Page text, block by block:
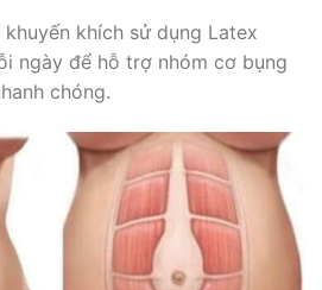
khích sử dụng Latex
ngày để hỗ trợ nhóm cơ bụng
chóng.